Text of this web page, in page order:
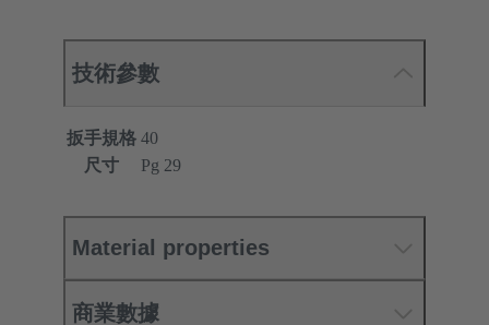
技術參數
扳手規格 40
尺寸
Pg 29
Material properties
商業數據